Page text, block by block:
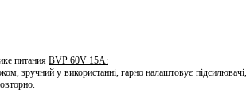
питания BVP 60V 15A:
зручний у використанні, гарно налаштовує